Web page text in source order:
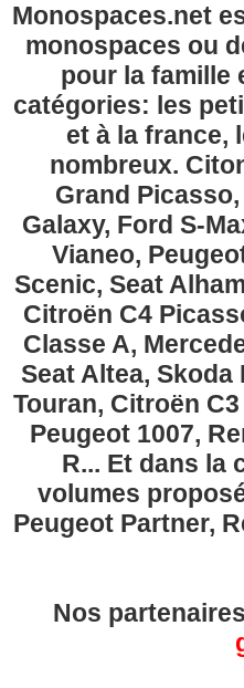
Monospaces.net
monospaces ou
pour la famille
catégories: les
et à la france,
nombreux.
Grand
Galaxy, Ford S-
Vianeo,
Scenic, Seat
Citroën C4
Classe A,
Seat Altea, Skoda
Touran, Citroën
Peugeot 1007,
R... Et dans la
volumes
Peugeot Partner,
Nos